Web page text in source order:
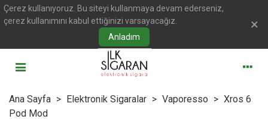
Çerez kullanıyoruz. Bu siteyi kullanmaya devam ederseniz,
çerez kullanımını kabul ettiğinizi varsayacağız.
Anladım
×
Ana Sayfa > Elektronik Sigaralar > Vaporesso > Xros 6
Pod Mod